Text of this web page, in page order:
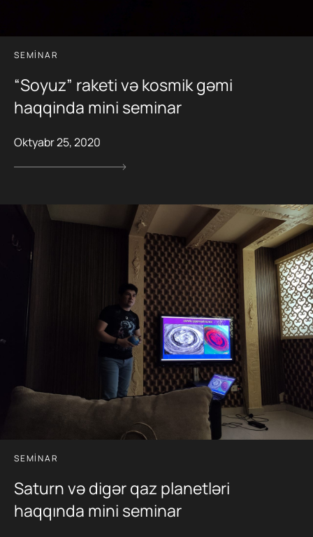
SEMINAR
“Soyuz” raketi və kosmik gəmi
haqqinda mini seminar
Oktyabr 25, 2020
SEMINAR
Saturn və digər qaz planetləri
haqqında mini seminar